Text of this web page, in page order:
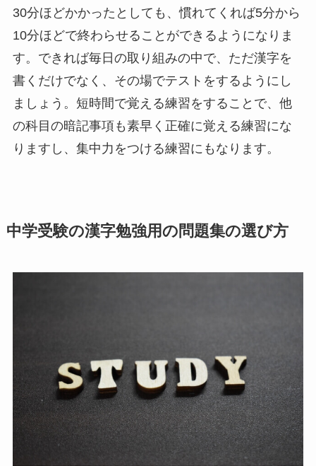
30分ほどかかったとしても、慣れてくれば5分から
10分ほどで終わらせることができるようになりま
す。できれば毎日の取り組みの中で、ただ漢字を
書くだけでなく、その場でテストをするようにし
ましょう。短時間で覚える練習をすることで、他
の科目の暗記事項も素早く正確に覚える練習にな
りますし、集中力をつける練習にもなります。
中学受験の漢字勉強用の問題集の選び方